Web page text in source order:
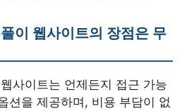
이 웹사이트의 장점은 무
사이트는 언제든지 접근 가능
션을 제공하며, 비용 부담이 없